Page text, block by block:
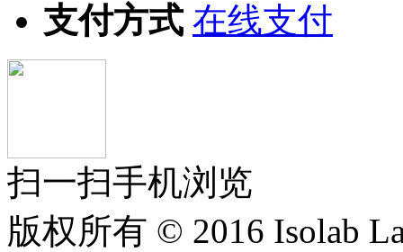
支付方式 在线支付
扫一扫手机浏览
版权所有 © 2016 Isolab